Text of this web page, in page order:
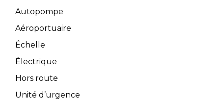
Autopompe
Aéroportuaire
Échelle
Électrique
Hors route
Unité d’urgence